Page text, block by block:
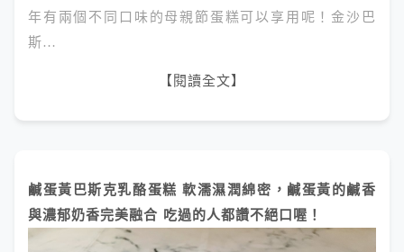
年有兩個不同口味的母親節蛋糕可以享用呢！金沙巴
斯…
【閱讀全文】
鹹蛋黃巴斯克乳酪蛋糕 軟濡濕潤綿密，鹹蛋黃的鹹香
與濃郁奶香完美融合 吃過的人都讚不絕口喔！